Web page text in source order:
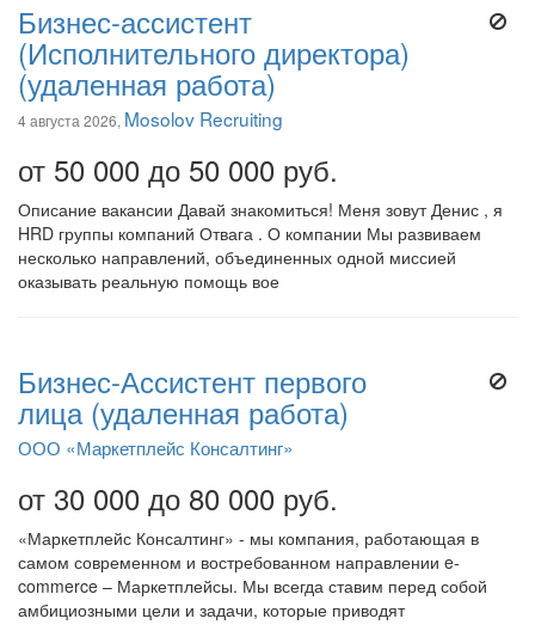
Бизнес-ассистент
(Исполнительного директора)
(удаленная работа)
4 августа 2026, Mosolov Recruiting
от 50 000 до 50 000 руб.
Описание вакансии Давай знакомиться! Меня зовут Денис , я
HRD группы компаний Отвага . О компании Мы развиваем
несколько направлений, объединенных одной миссией
оказывать реальную помощь вое
Бизнес-Ассистент первого
лица (удаленная работа)
ООО «Маркетплейс Консалтинг»
от 30 000 до 80 000 руб.
«Маркетплейс Консалтинг» - мы компания, работающая в
самом современном и востребованном направлении e-
commerce – Маркетплейсы. Мы всегда ставим перед собой
амбициозными цели и задачи, которые приводят